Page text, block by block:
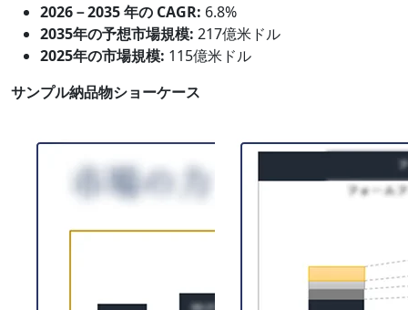
2026－2035 年の CAGR: 6.8%
2035年の予想市場規模: 217億米ドル
2025年の市場規模: 115億米ドル
サンプル納品物ショーケース